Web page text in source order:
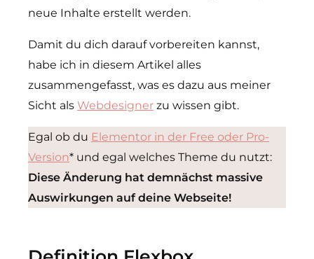
neue Inhalte erstellt werden.
Damit du dich darauf vorbereiten kannst,
habe ich in diesem Artikel alles
zusammengefasst, was es dazu aus meiner
Sicht als Webdesigner zu wissen gibt.
Egal ob du Elementor in der Free oder Pro-
Version* und egal welches Theme du nutzt:
Diese Änderung hat demnächst massive
Auswirkungen auf deine Webseite!